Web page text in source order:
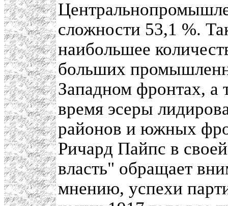
сложности 53,1 %.
наибольшее
больших
Западном фронтах, а
время эсеры
районов и южных
Ричард Пайпс в
власть" обращает
мнению, успехи